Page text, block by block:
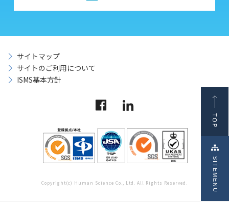
サイトマップ
サイトのご利用について
ISMS基本方針
Copyright(c) Human Science Co., Ltd. All Rights Reserved.
TOP
SITEMENU